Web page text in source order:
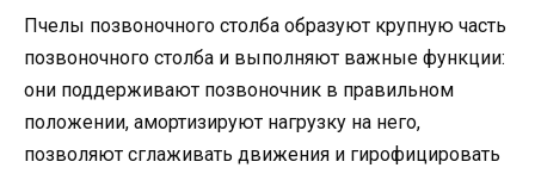
Пчелы позвоночного столба образуют крупную часть
позвоночного столба и выполняют важные функции:
они поддерживают позвоночник в правильном
положении, амортизируют нагрузку на него,
позволяют сглаживать движения и гирофицировать